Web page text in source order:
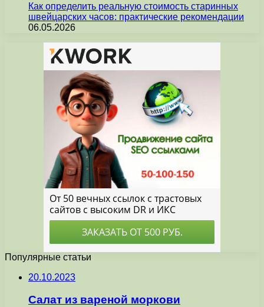
Как определить реальную стоимость старинных
швейцарских часов: практические рекомендации
06.05.2026
Популярные статьи
20.10.2023
Салат из вареной моркови